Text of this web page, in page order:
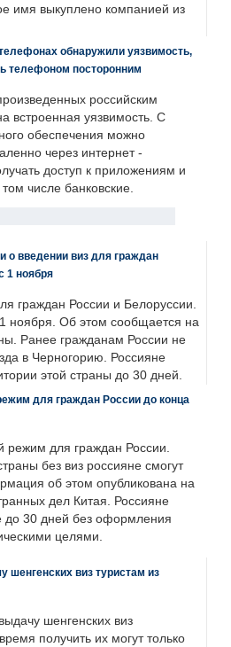
имя выкуплено компанией из
обнаружили уязвимость,
телефоном посторонним
российским
встроенная уязвимость. С
обеспечения можно
через интернет -
доступ к приложениям и
числе банковские.
о введении виз для граждан
1 ноября
граждан России и Белоруссии.
ноября. Об этом сообщается на
Ранее гражданам России не
в Черногорию. Россияне
этой страны до 30 дней.
для граждан России до конца
режим для граждан России.
без виз россияне смогут
об этом опубликована на
дел Китая. Россияне
до 30 дней без оформления
целями.
шенгенских виз туристам из
шенгенских виз
получить их могут только